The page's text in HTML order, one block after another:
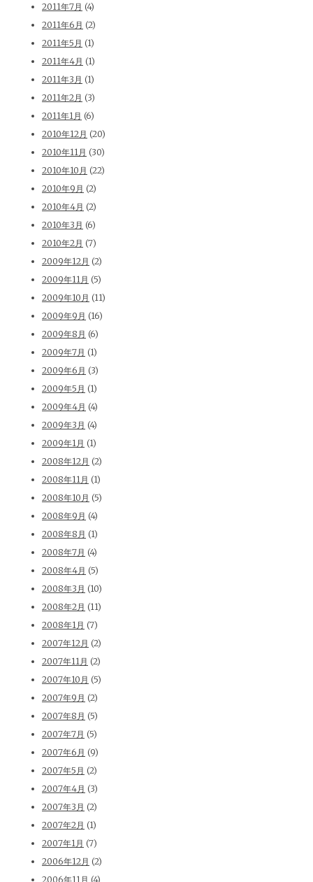
2011年7月 (4)
2011年6月 (2)
2011年5月 (1)
2011年4月 (1)
2011年3月 (1)
2011年2月 (3)
2011年1月 (6)
2010年12月 (20)
2010年11月 (30)
2010年10月 (22)
2010年9月 (2)
2010年4月 (2)
2010年3月 (6)
2010年2月 (7)
2009年12月 (2)
2009年11月 (5)
2009年10月 (11)
2009年9月 (16)
2009年8月 (6)
2009年7月 (1)
2009年6月 (3)
2009年5月 (1)
2009年4月 (4)
2009年3月 (4)
2009年1月 (1)
2008年12月 (2)
2008年11月 (1)
2008年10月 (5)
2008年9月 (4)
2008年8月 (1)
2008年7月 (4)
2008年4月 (5)
2008年3月 (10)
2008年2月 (11)
2008年1月 (7)
2007年12月 (2)
2007年11月 (2)
2007年10月 (5)
2007年9月 (2)
2007年8月 (5)
2007年7月 (5)
2007年6月 (9)
2007年5月 (2)
2007年4月 (3)
2007年3月 (2)
2007年2月 (1)
2007年1月 (7)
2006年12月 (2)
2006年11月 (4)